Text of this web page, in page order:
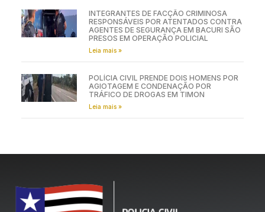
INTEGRANTES DE FACÇÃO CRIMINOSA
RESPONSÁVEIS POR ATENTADOS CONTRA
AGENTES DE SEGURANÇA EM BACURI SÃO
PRESOS EM OPERAÇÃO POLICIAL
Leia mais »
POLÍCIA CIVIL PRENDE DOIS HOMENS POR
AGIOTAGEM E CONDENAÇÃO POR
TRÁFICO DE DROGAS EM TIMON
Leia mais »